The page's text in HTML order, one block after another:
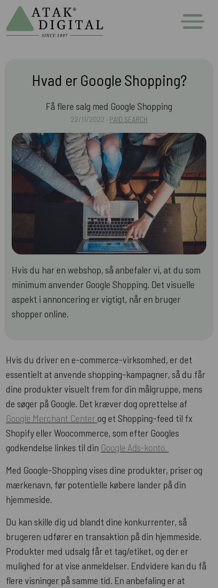
Hvad er Google Shopping?
Få flere salg med Google Shopping
22/11/2022 · PAID SEARCH
Hvis du har en webshop, så anbefaler vi, at du som
minimum anvender Google Shopping. Det visuelle
aspekt i annoncering er vigtigt, når en bruger
shopper online.
Hvis du driver en e-commerce-virksomhed, er det
essentielt at anvende shopping-kampagner, så du får
dine produkter visuelt frem for din målgruppe, mens
de søger på Google. Det kræver dog oprettelse af
Google Merchant Center og et Shopping-feed til fx
Shopify eller Woocommerce, som efter Googles
godkendelse linkes til din Google Ads-konto.
Med Google-Shopping vises dine produkter, priser og
mærkenavn, før potentielle købere lander på din
hjemmeside.
Du kan skille dig ud blandt dine konkurrenter, så
brugeren udfører en transaktion på din hjemmeside.
Produkter med udsalg får et tag/etiket, og der er
mulighed for at vise anmeldelser. Endvidere kan du få
flere visninger på samme tid. En anbefaling er at